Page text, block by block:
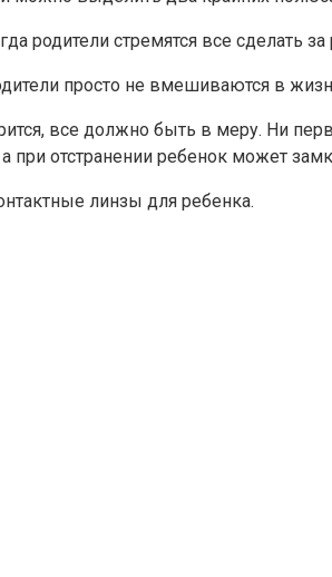
родители стремятся все сделать
просто не вмешиваются в
все должно быть в меру. Ни
отстранении ребенок может
линзы для ребенка.